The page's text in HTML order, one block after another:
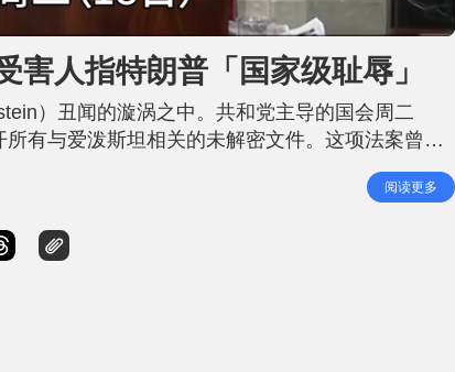
人指特朗普「国家级耻辱」
）丑闻的漩涡之中。共和党主导的国会周二
有与爱泼斯坦相关的未解密文件。这项法案曾遭
变立场，最终促成此罕见的跨党派一致行动。不
公开，他可能再陷入政治泥沼。 爱
阅读更多